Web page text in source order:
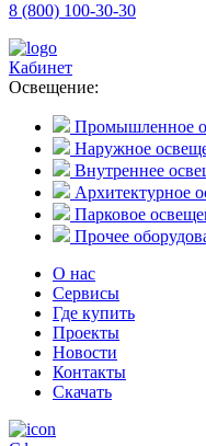
8 (800) 100-30-30
Кабинет
Освещение:
Промышленное
Наружное
Внутреннее
Архитектурное
Парковое
Прочее
О нас
Сервисы
Где купить
Проекты
Новости
Контакты
Скачать